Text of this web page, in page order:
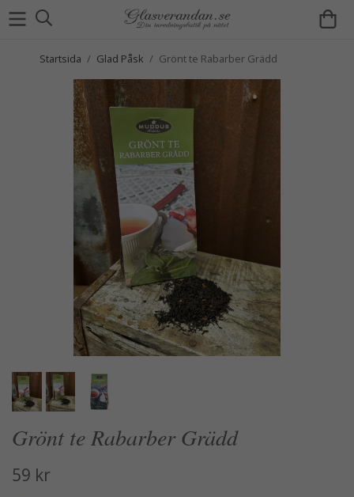
Startsida / Glad Påsk / Grönt te Rabarber Grädd
Grönt te Rabarber Grädd
59 kr